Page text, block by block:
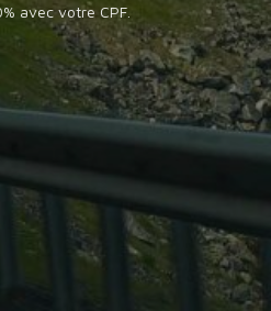
avec votre CPF.